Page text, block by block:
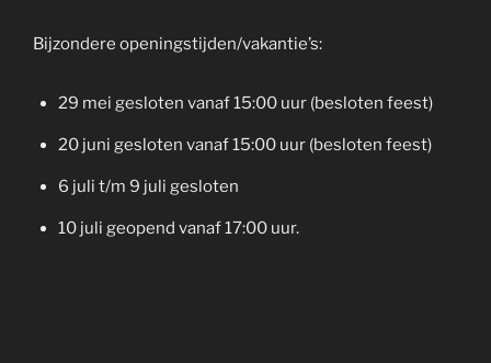
Bijzondere openingstijden/vakantie’s:
29 mei gesloten vanaf 15:00 uur (besloten feest)
20 juni gesloten vanaf 15:00 uur (besloten feest)
6 juli t/m 9 juli gesloten
10 juli geopend vanaf 17:00 uur.